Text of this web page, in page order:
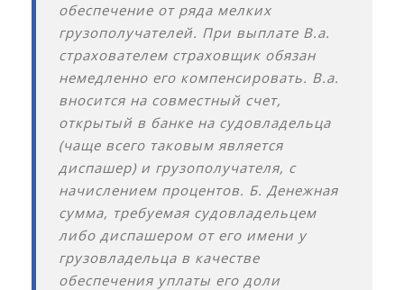
обеспечение от ряда мелких
грузополучателей. При выплате В.а.
страхователем страховщик обязан
немедленно его компенсировать. В.а.
вносится на совместный счет,
открытый в банке на судовладельца
(чаще всего таковым является
диспашер) и грузополучателя, с
начислением процентов. Б. Денежная
сумма, требуемая судовладельцем
либо диспашером от его имени у
грузовладельца в качестве
обеспечения уплаты его доли